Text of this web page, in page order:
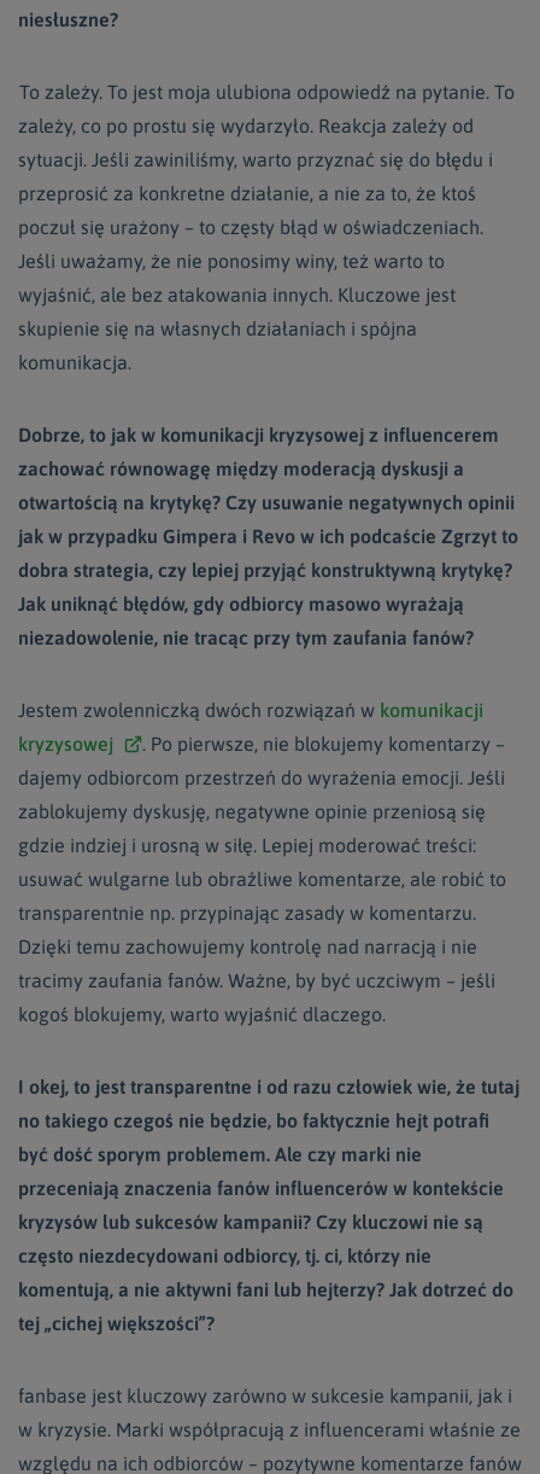
niesłuszne?
To zależy. To jest moja ulubiona odpowiedź na pytanie. To
zależy, co po prostu się wydarzyło. Reakcja zależy od
sytuacji. Jeśli zawiniliśmy, warto przyznać się do błędu i
przeprosić za konkretne działanie, a nie za to, że ktoś
poczuł się urażony – to częsty błąd w oświadczeniach.
Jeśli uważamy, że nie ponosimy winy, też warto to
wyjaśnić, ale bez atakowania innych. Kluczowe jest
skupienie się na własnych działaniach i spójna
komunikacja.
Dobrze, to jak w komunikacji kryzysowej z influencerem
zachować równowagę między moderacją dyskusji a
otwartością na krytykę? Czy usuwanie negatywnych opinii
jak w przypadku Gimpera i Revo w ich podcaście Zgrzyt to
dobra strategia, czy lepiej przyjąć konstruktywną krytykę?
Jak uniknąć błędów, gdy odbiorcy masowo wyrażają
niezadowolenie, nie tracąc przy tym zaufania fanów?
Jestem zwolenniczką dwóch rozwiązań w komunikacji
kryzysowej
. Po pierwsze, nie blokujemy komentarzy –
dajemy odbiorcom przestrzeń do wyrażenia emocji. Jeśli
zablokujemy dyskusję, negatywne opinie przeniosą się
gdzie indziej i urosną w siłę. Lepiej moderować treści:
usuwać wulgarne lub obraźliwe komentarze, ale robić to
transparentnie np. przypinając zasady w komentarzu.
Dzięki temu zachowujemy kontrolę nad narracją i nie
tracimy zaufania fanów. Ważne, by być uczciwym – jeśli
kogoś blokujemy, warto wyjaśnić dlaczego.
I okej, to jest transparentne i od razu człowiek wie, że tutaj
no takiego czegoś nie będzie, bo faktycznie hejt potrafi
być dość sporym problemem. Ale czy marki nie
przeceniają znaczenia fanów influencerów w kontekście
kryzysów lub sukcesów kampanii? Czy kluczowi nie są
często niezdecydowani odbiorcy, tj. ci, którzy nie
komentują, a nie aktywni fani lub hejterzy? Jak dotrzeć do
tej „cichej większości”?
fanbase jest kluczowy zarówno w sukcesie kampanii, jak i
w kryzysie. Marki współpracują z influencerami właśnie ze
względu na ich odbiorców – pozytywne komentarze fanów